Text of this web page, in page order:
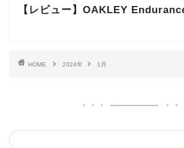
【レビュー】OAKLEY
HOME 2024年 1月